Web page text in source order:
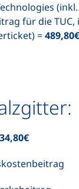
für die TUC,
=489,80€